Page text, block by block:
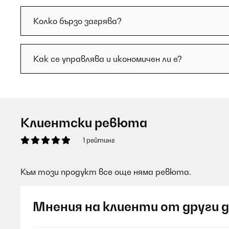
Колко бързо загрява?
Как се управлява и икономичен ли е?
Клиентски ревюта
1 рейтинг
Към този продукт все още няма ревюта.
Мнения на клиенти от други